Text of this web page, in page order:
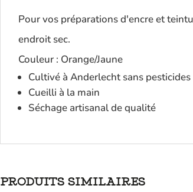
Pour vos préparations d'encre et
endroit sec.
Couleur : Orange/Jaune
Cultivé à Anderlecht sans pesticides
Cueilli à la main
Séchage artisanal de qualité
PRODUITS SIMILAIRES